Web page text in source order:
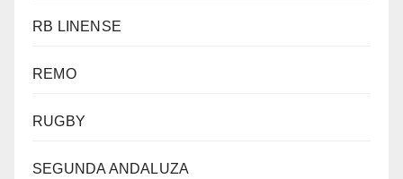
RB LINENSE
REMO
RUGBY
SEGUNDA ANDALUZA